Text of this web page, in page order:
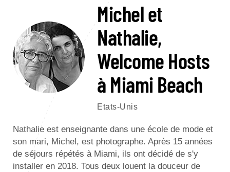
Michel et
Nathalie,
Welcome Hosts
à Miami Beach
Etats-Unis
Nathalie est enseignante dans une école de mode et
son mari, Michel, est photographe. Après 15 années
de séjours répétés à Miami, ils ont décidé de s'y
installer en 2018. Tous deux louent la douceur de